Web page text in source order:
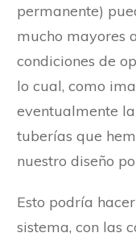
permanente)
mucho mayores
condiciones de
lo cual, como
eventualmente
tuberías que
nuestro diseño
Esto podría
sistema, con las